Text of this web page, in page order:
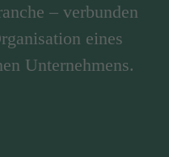
– verbunden
eines
Unternehmens.